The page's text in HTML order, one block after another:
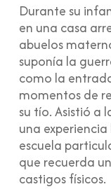
Durante su
en una casa
abuelos
suponía la
como la
momentos de
su tío. Asistió a
una
escuela
que recuerda
castigos físicos.